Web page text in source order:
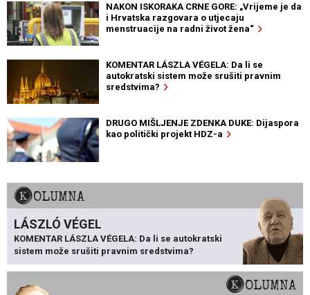
NAKON ISKORAKA CRNE GORE: „Vrijeme je da
i Hrvatska razgovara o utjecaju
menstruacije na radni život žena“
KOMENTAR LÁSZLA VÉGELA: Da li se
autokratski sistem može srušiti pravnim
sredstvima?
DRUGO MIŠLJENJE ZDENKA DUKE: Dijaspora
kao politički projekt HDZ-a
KOLUMNA
LÁSZLÓ VÉGEL
KOMENTAR LÁSZLA VÉGELA: Da li se autokratski
sistem može srušiti pravnim sredstvima?
KOLUMNA